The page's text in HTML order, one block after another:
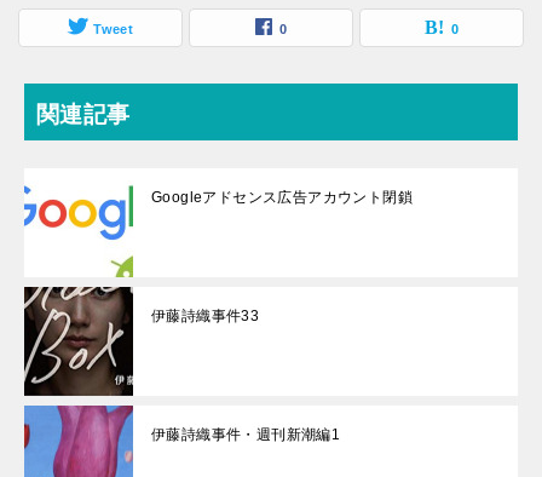
Tweet 0 0
関連記事
Googleアドセンス広告アカウント閉鎖
伊藤詩織事件33
伊藤詩織事件・週刊新潮編1